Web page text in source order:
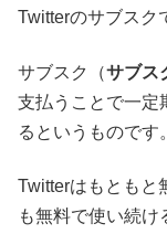
Twitterのサブスク
サブスク（サブス
支払うことで一定
るというものです。
Twitterはもともと
も無料で使い続